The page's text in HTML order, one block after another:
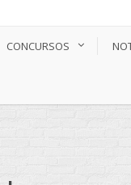
CONCURSOS